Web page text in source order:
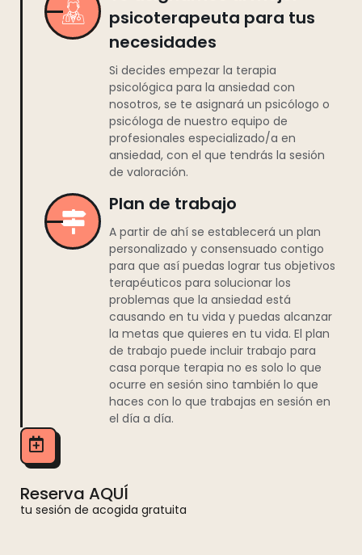
psicoterapeuta para tus
necesidades
Si decides empezar la terapia
psicológica para la ansiedad con
nosotros, se te asignará un psicólogo o
psicóloga de nuestro equipo de
profesionales especializado/a en
ansiedad, con el que tendrás la sesión
de valoración.
Plan de trabajo
A partir de ahí se establecerá un plan
personalizado y consensuado contigo
para que así puedas lograr tus objetivos
terapéuticos para solucionar los
problemas que la ansiedad está
causando en tu vida y puedas alcanzar
la metas que quieres en tu vida. El plan
de trabajo puede incluir trabajo para
casa porque terapia no es solo lo que
ocurre en sesión sino también lo que
haces con lo que trabajas en sesión en
el día a día.
Reserva AQUÍ
tu sesión de acogida gratuita